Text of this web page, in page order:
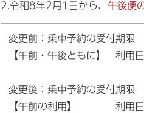
2.令和8年2月1日から、 午後便
変更前：乗車予約の受付期限
【午前・午後ともに】 利用
変更後：乗車予約の受付期限
【午前の利用】 利用日